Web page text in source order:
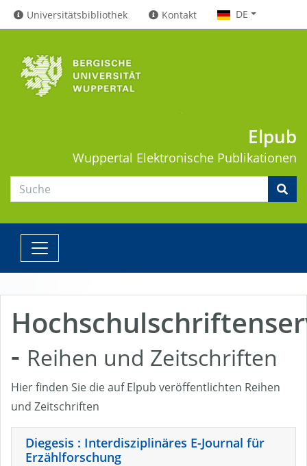
Universitätsbibliothek Kontakt DE
Elpub
Wuppertal Elektronische Publikationen
- Reihen und Zeitschriften
Hier finden Sie die auf Elpub veröffentlichten Reihen
und Zeitschriften
Diegesis : Interdisziplinäres E-Journal für
Erzählforschung